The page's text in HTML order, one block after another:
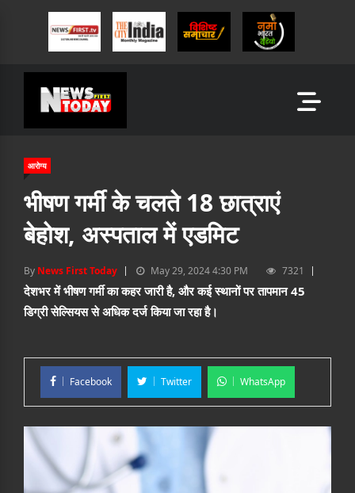
आरोग्य
भीषण गर्मी के चलते 18 छात्राएं
बेहोश, अस्पताल में एडमिट
By News First Today May 29, 2024 4:30 PM 7321
देशभर में भीषण गर्मी का कहर जारी है, और कई स्थानों पर तापमान 45
डिग्री सेल्सियस से अधिक दर्ज किया जा रहा है।
Facebook Twitter WhatsApp